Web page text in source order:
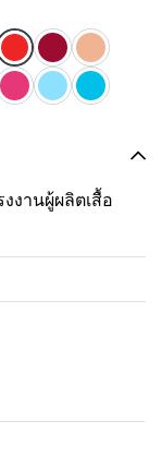
งานผู้ผลิตเสื้อ